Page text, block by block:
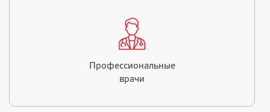
Профессиональные
врачи